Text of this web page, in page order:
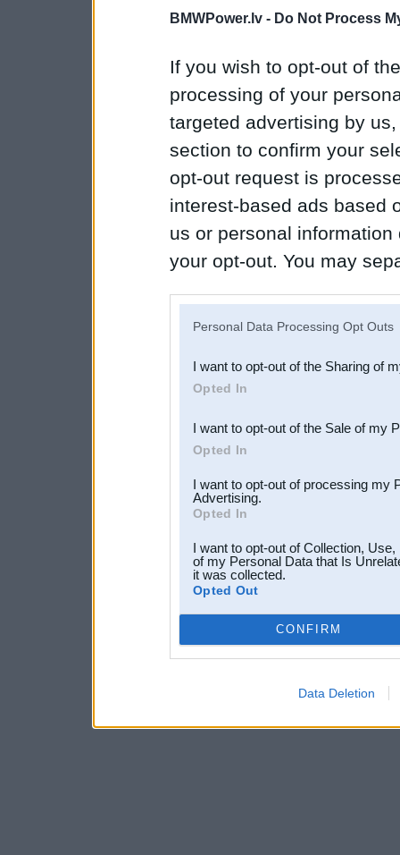
BMWPower.lv - Do Not Process
If you wish to opt-out of
processing of your
targeted advertising by
section to confirm your
opt-out request is
interest-based ads based
us or personal
your opt-out. You may
Downstream Participants
third parties.
Personal Data Processing Opt Outs
I want to opt-out of the Sharing of
Opted In
I want to opt-out of the Sale of my
Opted In
I want to opt-out of processing my
Advertising.
Opted In
I want to opt-out of Collection,
of my Personal Data that Is
it was collected.
Opted Out
CONFIRM
Data Deletion